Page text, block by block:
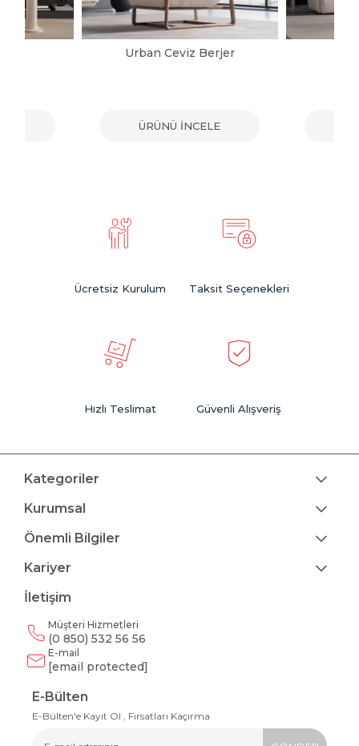
Urban Ceviz Berjer
ÜRÜNÜ İNCELE
Ücretsiz Kurulum Taksit Seçenekleri
Hızlı Teslimat Güvenli Alışveriş
Kategoriler
Kurumsal
Önemli Bilgiler
Kariyer
İletişim
Müşteri Hizmetleri
(0 850) 532 56 56
E-mail
[email protected]
E-Bülten
E-Bülten'e Kayıt Ol , Fırsatları Kaçırma